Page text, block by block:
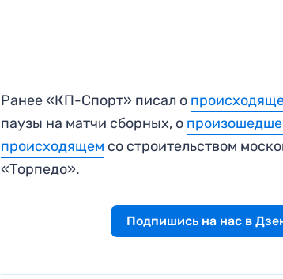
Ранее «КП-Спорт» писал о
паузы на матчи сборных, о
происходящем со строительством
«Торпедо».
Подпишись на нас в